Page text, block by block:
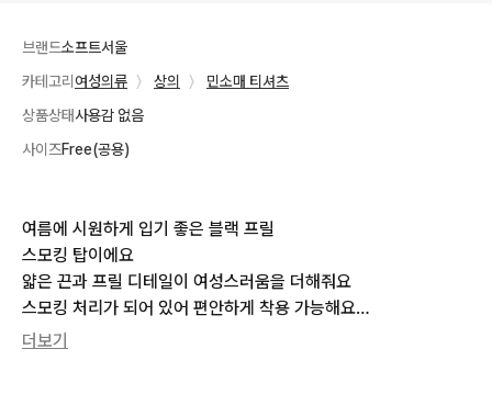
브랜드소프트서울
카테고리 여성의류 〉 상의 〉
민소매 티셔츠
상품상태사용감 없음
사이즈Free(공용)
여름에 시원하게 입기 좋은 블랙 프릴
스모킹 탑이에요
얇은 끈과 프릴 디테일이 여성스러움을 더해줘요
스모킹 처리가 되어 있어 편안하게 착용 가능해요
사이즈Free
더보기